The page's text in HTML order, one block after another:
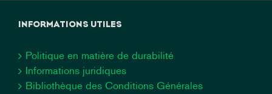
INFORMATIONS UTILES
Politique en matière de durabilité
Informations juridiques
Bibliothèque des Conditions Générales